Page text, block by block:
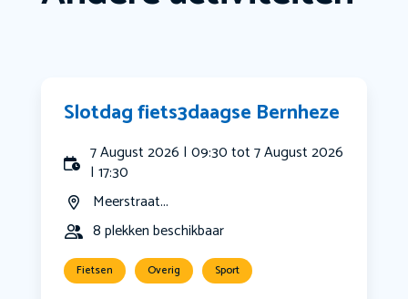
Slotdag fiets3daagse Bernheze
7 August 2026 | 09:30 tot 7 August 2026
| 17:30
Meerstraat...
8 plekken beschikbaar
Fietsen Overig Sport